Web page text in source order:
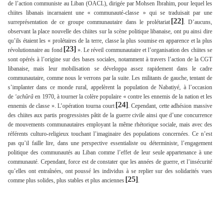
de l’action communiste au Liban (OACL), dirigée par Mohsen Ibrahim, pour lequel les
chiites libanais incarnaient une « communauté-classe » qui se traduisait par une
surreprésentation de ce groupe communautaire dans le prolétariat [22]. D’aucuns,
observant la place nouvelle des chiites sur la scène politique libanaise, ont pu ainsi dire
qu’ils étaient les « prolétaires de la terre, classe la plus soumise en apparence et la plus
révolutionnaire au fond [23] ». Le réveil communautaire et l’organisation des chiites se
sont opérés à l’origine sur des bases sociales, notamment à travers l’action de la CGT
libanaise, mais leur mobilisation se développa assez rapidement dans le cadre
communautaire, comme nous le verrons par la suite. Les militants de gauche, tentant de
s’implanter dans ce monde rural, appelèrent la population de Nabatiyé, à l’occasion
de ‘achûrâ en 1970, à tourner la colère populaire « contre les ennemis de la nation et les
ennemis de classe ». L’opération tourna court [24]. Cependant, cette adhésion massive
des chiites aux partis progressistes pâtit de la guerre civile ainsi que d’une concurrence
de mouvements communautaires employant la même rhétorique sociale, mais avec des
référents culturo-religieux touchant l’imaginaire des populations concernées. Ce n’est
pas qu’il faille lire, dans une perspective essentialiste ou déterministe, l’engagement
politique des communautés au Liban comme l’effet de leur seule appartenance à une
communauté. Cependant, force est de constater que les années de guerre, et l’insécurité
qu’elles ont entraînées, ont poussé les individus à se replier sur des solidarités vues
comme plus solides, plus stables et plus anciennes [25].